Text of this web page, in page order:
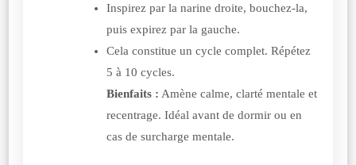
Inspirez par la narine droite, bouchez-la,
puis expirez par la gauche.
Cela constitue un cycle complet. Répétez
5 à 10 cycles.
Bienfaits : Amène calme, clarté mentale et
recentrage. Idéal avant de dormir ou en
cas de surcharge mentale.